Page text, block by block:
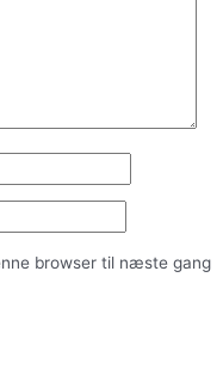
browser til næste gang